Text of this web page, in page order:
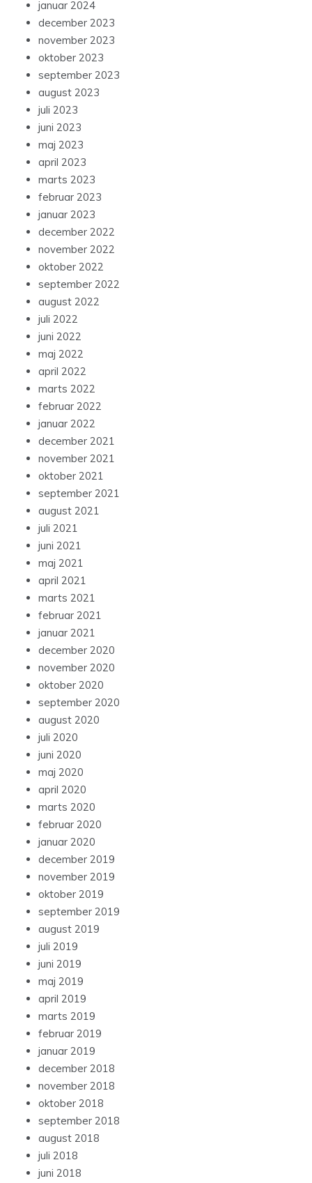
januar 2024
december 2023
november 2023
oktober 2023
september 2023
august 2023
juli 2023
juni 2023
maj 2023
april 2023
marts 2023
februar 2023
januar 2023
december 2022
november 2022
oktober 2022
september 2022
august 2022
juli 2022
juni 2022
maj 2022
april 2022
marts 2022
februar 2022
januar 2022
december 2021
november 2021
oktober 2021
september 2021
august 2021
juli 2021
juni 2021
maj 2021
april 2021
marts 2021
februar 2021
januar 2021
december 2020
november 2020
oktober 2020
september 2020
august 2020
juli 2020
juni 2020
maj 2020
april 2020
marts 2020
februar 2020
januar 2020
december 2019
november 2019
oktober 2019
september 2019
august 2019
juli 2019
juni 2019
maj 2019
april 2019
marts 2019
februar 2019
januar 2019
december 2018
november 2018
oktober 2018
september 2018
august 2018
juli 2018
juni 2018